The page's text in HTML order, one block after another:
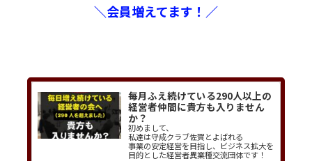
＼会員増えてます！／
毎月ふえ続けている290人以上の
経営者仲間に貴方も入りません
か？
初めまして、
私達は守成クラブ佐賀とよばれる
事業の安定経営を目指し、ビジネス拡大を
目的とした経営者異業種交流団体です！